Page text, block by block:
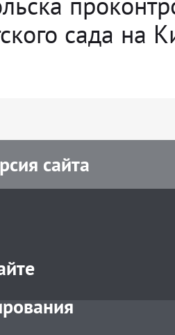
сада на
сайта